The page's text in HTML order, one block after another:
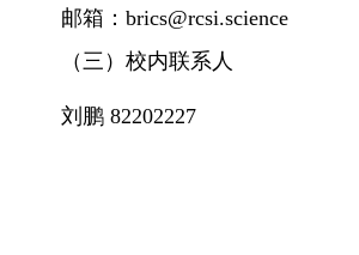
邮箱： brics@rcsi.science
（三 ） 校内联系人
刘鹏 82202227